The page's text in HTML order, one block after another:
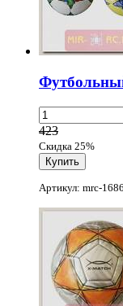
423
Скидка 25%
Артикул: mrc-